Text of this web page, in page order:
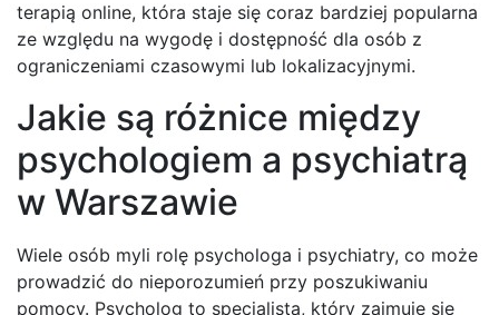
terapią online, która staje się coraz bardziej popularna
ze względu na wygodę i dostępność dla osób z
ograniczeniami czasowymi lub lokalizacyjnymi.
Jakie są różnice między
psychologiem a psychiatrą
w Warszawie
Wiele osób myli rolę psychologa i psychiatry, co może
prowadzić do nieporozumień przy poszukiwaniu
pomocy. Psycholog to specjalista, który zajmuje się